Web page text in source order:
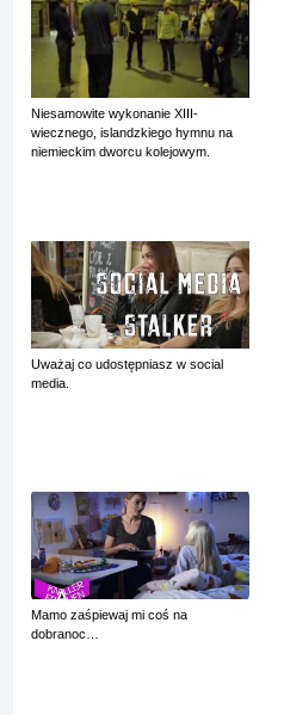
Niesamowite wykonanie XIII-
wiecznego, islandzkiego hymnu na
niemieckim dworcu kolejowym.
Uważaj co udostępniasz w social
media.
Mamo zaśpiewaj mi coś na
dobranoc…